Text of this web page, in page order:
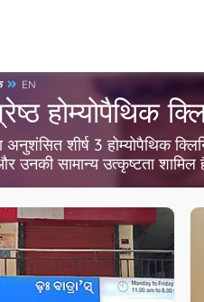
EN
होम्योपैथिक
अनुशंसित शीर्ष 3 होम्योपैथिक
उनकी सामान्य उत्कृष्टता